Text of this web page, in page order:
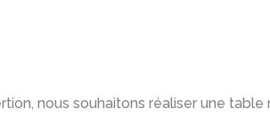
nous souhaitons réaliser une